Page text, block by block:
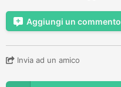
Aggiungi un commento
Invia ad un amico